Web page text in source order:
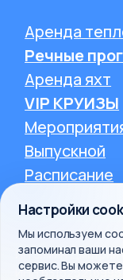
Настройки
Мы используем
запоминал ваши
сервис. Вы